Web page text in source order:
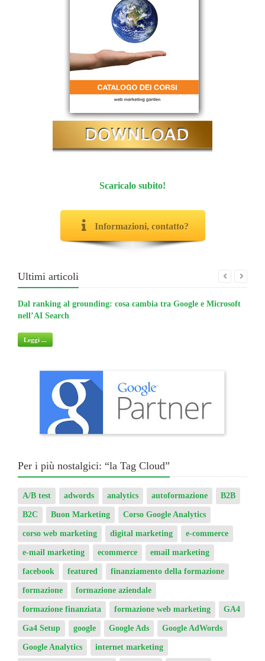
Scaricalo subito!
Informazioni, contatto?
Ultimi articoli
Dal ranking al grounding: cosa cambia tra Google e Microsoft
nell’AI Search
Leggi ...
Per i più nostalgici: “la Tag Cloud”
A/B test adwords analytics autoformazione B2B
B2C Buon Marketing Corso Google Analytics
corso web marketing digital marketing e-commerce
e-mail marketing ecommerce email marketing
facebook featured finanziamento della formazione
formazione formazione aziendale
formazione finanziata formazione web marketing GA4
Ga4 Setup google Google Ads Google AdWords
Google Analytics internet marketing